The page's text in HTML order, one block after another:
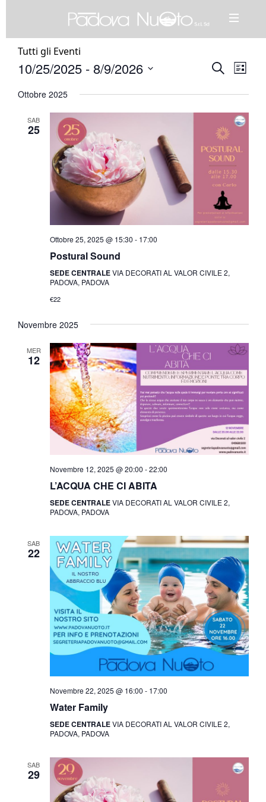
Tutti gli Eventi
Eventi
e
Navigazione
CercaLista
10/25/2025 - 8/9/2026
la
Ottobre 2025
SAB
25
Ottobre 25, 2025 @ 15:30 - 17:00
Postural Sound
SEDE CENTRALEVIA DECORATI AL VALOR CIVILE 2,
PADOVA, PADOVA
€22
Novembre 2025
MER
12
Novembre 12, 2025 @ 20:00 -22:00
L’ACQUA CHE CI ABITA
SEDE CENTRALEVIA DECORATI AL VALOR CIVILE 2,
PADOVA, PADOVA
SAB
22
Novembre 22, 2025 @ 16:00 - 17:00
Water Family
SEDE CENTRALEVIA DECORATI AL VALOR CIVILE 2,
PADOVA, PADOVA
SAB
29